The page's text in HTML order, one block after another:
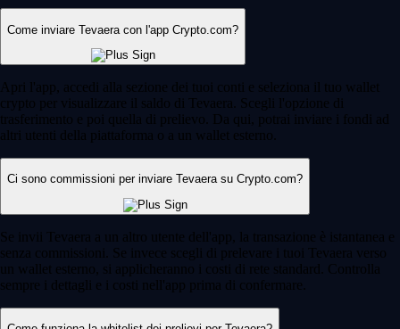
Come inviare Tevaera con l'app Crypto.com?
Apri l'app, accedi alla sezione dei tuoi conti e seleziona il tuo wallet
crypto per visualizzare il saldo di Tevaera. Scegli l'opzione di
trasferimento e poi quella di prelievo. Da qui, potrai inviare i fondi ad
altri utenti della piattaforma o a un wallet esterno.
Ci sono commissioni per inviare Tevaera su Crypto.com?
Se invii Tevaera a un altro utente dell'app, la transazione è istantanea e
senza commissioni. Se invece scegli di prelevare i tuoi Tevaera verso
un wallet esterno, si applicheranno i costi di rete standard. Controlla
sempre i dettagli e i costi nell'app prima di confermare.